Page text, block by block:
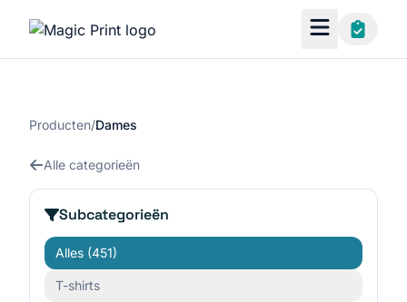
Producten/Dames
Alle categorieën
Subcategorieën
Alles (451)
T-shirts